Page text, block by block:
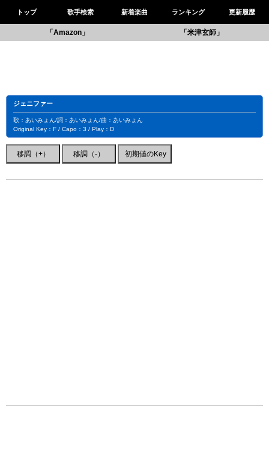
トップ 歌手検索 新着楽曲 ランキング 更新履歴
「Amazon」 「米津玄師」
ジェニファー
歌：あいみょん/詞：あいみょん/曲：あいみょん
Original Key：F / Capo：3 / Play：D